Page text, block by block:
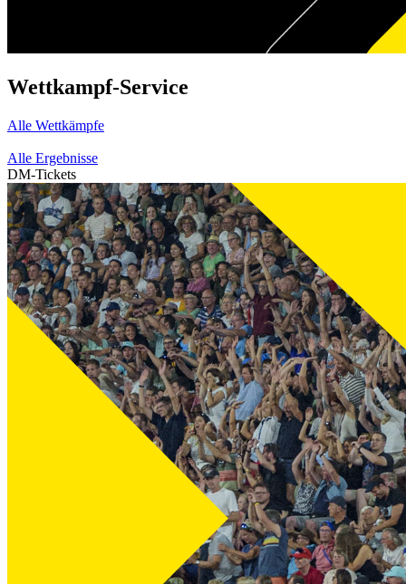
Wettkampf-Service
Alle Wettkämpfe
Alle Ergebnisse
DM-Tickets